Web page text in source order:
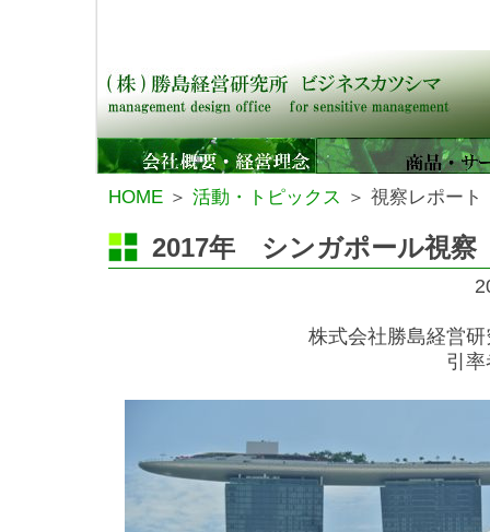
HOME ＞ 活動・トピックス ＞ 視察レポート
2017年 シンガポール視察
株式会社勝島経営
引